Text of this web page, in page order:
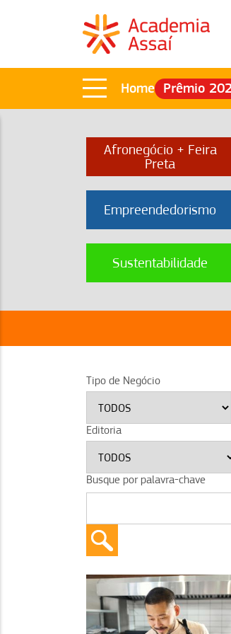
Home Prêmio
Afronegócio + Feira
Preta
Empreendedorismo
Sustentabilidade
Tipo de Negócio
Editoria
Busque por palavra-chave